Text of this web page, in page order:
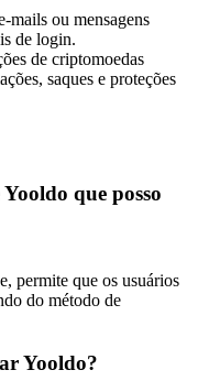
mails ou mensagens
de login.
de criptomoedas
saques e proteções
que posso
permite que os usuários
do método de
Yooldo?